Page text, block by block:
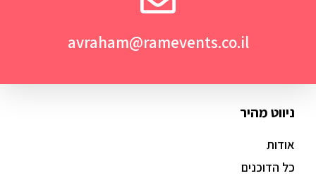
avraham@ramevents.co.il
ניווט מהיר
אודות
כל הדוכנים